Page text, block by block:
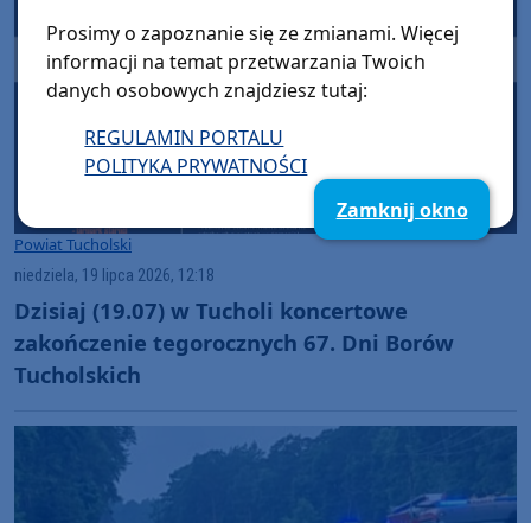
Powiat Tucholski
niedziela, 19 lipca 2026, 12:18
Dzisiaj (19.07) w Tucholi koncertowe
zakończenie tegorocznych 67. Dni Borów
Tucholskich
Prosimy o zapoznanie się ze zmianami. Więcej
informacji na temat przetwarzania Twoich
danych osobowych znajdziesz tutaj:
REGULAMIN PORTALU
POLITYKA PRYWATNOŚCI
Zamknij okno